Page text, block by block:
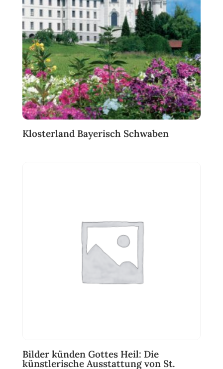
Klosterland Bayerisch Schwaben
Bilder künden Gottes Heil: Die
künstlerische Ausstattung von St.